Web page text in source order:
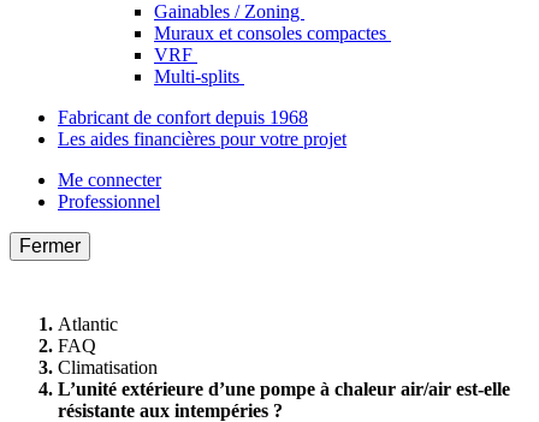
Gainables / Zoning
Muraux et consoles compactes
VRF
Multi-splits
Fabricant de confort depuis 1968
Les aides financières pour votre projet
Me connecter
Professionnel
Fermer
Atlantic
FAQ
Climatisation
L’unité extérieure d’une pompe à chaleur air/air est-elle
résistante aux intempéries ?